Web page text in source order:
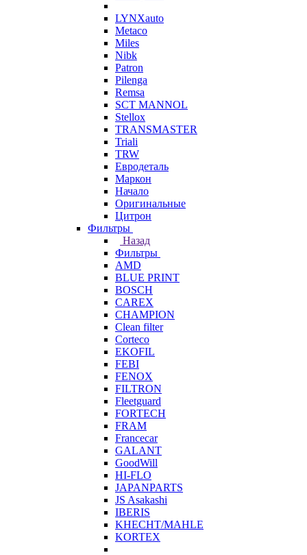
LYNXauto
Metaco
Miles
Nibk
Patron
Pilenga
Remsa
SCT MANNOL
Stellox
TRANSMASTER
Triali
TRW
Евродеталь
Маркон
Начало
Оригинальные
Цитрон
Фильтры
Назад
Фильтры
AMD
BLUE PRINT
BOSCH
CAREX
CHAMPION
Clean filter
Corteco
EKOFIL
FEBI
FENOX
FILTRON
Fleetguard
FORTECH
FRAM
Francecar
GALANT
GoodWill
HI-FLO
JAPANPARTS
JS Asakashi
IBERIS
KHECHT/MAHLE
KORTEX